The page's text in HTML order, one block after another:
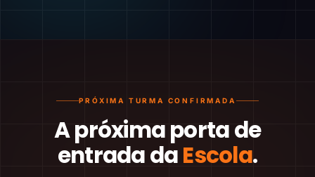
PRÓXIMA TURMA CONFIRMADA
A próxima porta de
entrada daEscola.